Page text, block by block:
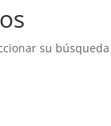
su